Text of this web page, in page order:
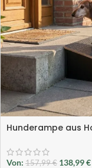
Hunderampe aus
Von: 157,99€ 138,99€